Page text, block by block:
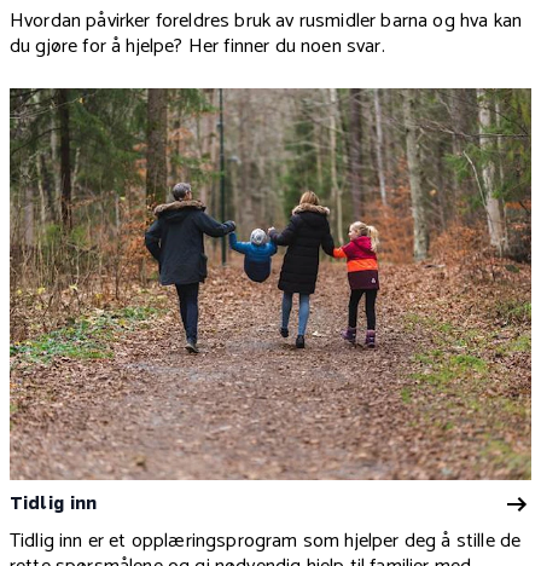
Hvordan påvirker foreldres bruk av rusmidler barna og hva kan
du gjøre for å hjelpe? Her finner du noen svar.
Tidlig inn
Tidlig inn er et opplæringsprogram som hjelper deg å stille de